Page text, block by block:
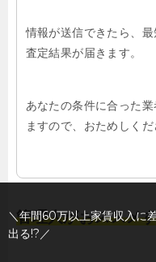
情報が送信できたら、
査定結果が届きます。
あなたの条件に合った
ますので、おためしくだ
管理人がおススメ
＼年間60万以上家賃収入に
出る!?／